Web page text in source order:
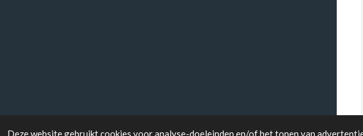
Deze website gebruikt cookies voor analyse-doeleinden en/of het tonen van